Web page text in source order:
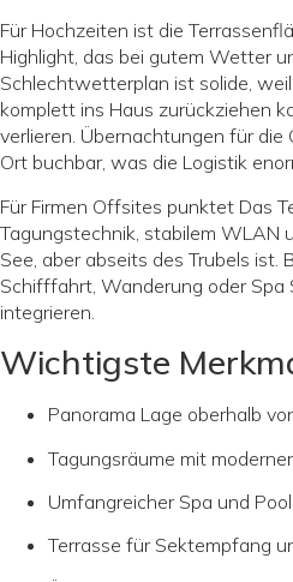
Für Hochzeiten ist die
Highlight, das bei gutem Wetter
Schlechtwetterplan ist solide,
komplett ins Haus zurückziehen
verlieren. Übernachtungen für
Ort buchbar, was die Logistik
Für Firmen Offsites punktet Das
Tagungstechnik, stabilem WLAN
See, aber abseits des Trubels ist.
Schifffahrt, Wanderung oder Spa
integrieren.
Wichtigste
Panorama Lage oberhalb
Tagungsräume mit
Umfangreicher Spa und
Terrasse für Sektempfang